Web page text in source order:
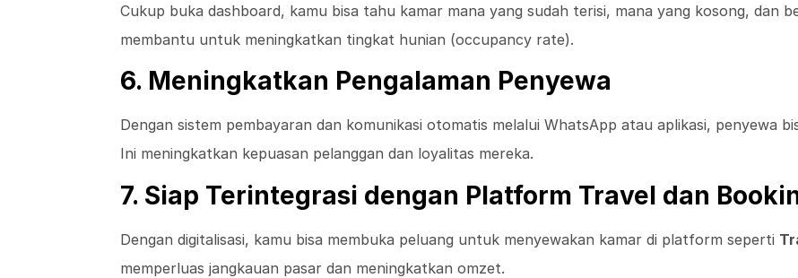
Cukup buka dashboard, kamu bisa tahu kamar mana yang sudah terisi, mana yang kosong, dan
membantu untuk meningkatkan tingkat hunian (occupancy rate).
6. Meningkatkan Pengalaman Penyewa
Dengan sistem pembayaran dan komunikasi otomatis melalui WhatsApp atau aplikasi, penyewa
Ini meningkatkan kepuasan pelanggan dan loyalitas mereka.
7. Siap Terintegrasi dengan Platform Travel dan
Dengan digitalisasi, kamu bisa membuka peluang untuk menyewakan kamar di platform seperti
memperluas jangkauan pasar dan meningkatkan omzet.